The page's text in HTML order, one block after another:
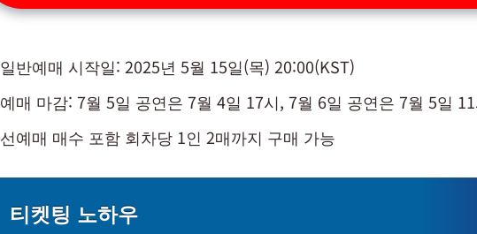
일반예매 시작일: 2025년 5월 15일(목) 20:00(KST)
예매 마감: 7월 5일 공연은 7월 4일 17시, 7월 6일 공연은 7월 5일
선예매 매수 포함 회차당 1인 2매까지 구매 가능
티켓팅 노하우